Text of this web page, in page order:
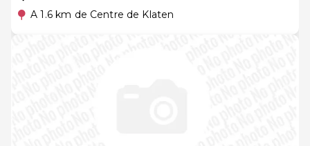
A 1.6 km de Centre de Klaten